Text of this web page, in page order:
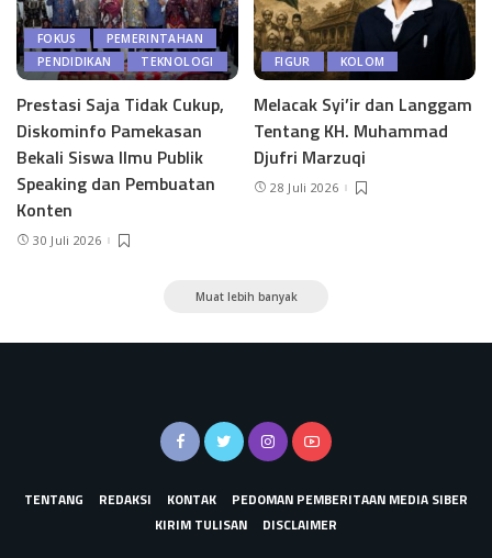
FOKUS
PEMERINTAHAN
PENDIDIKAN
TEKNOLOGI
Prestasi Saja Tidak Cukup,
Diskominfo Pamekasan
Bekali Siswa Ilmu Publik
Speaking dan Pembuatan
Konten
30 Juli 2026
FIGUR KOLOM
Melacak Syi’ir dan Langgam
Tentang KH. Muhammad
Djufri Marzuqi
28 Juli 2026
Muat lebih banyak
TENTANG REDAKSI KONTAK
PEDOMAN PEMBERITAAN MEDIA SIBER
KIRIM TULISAN
DISCLAIMER